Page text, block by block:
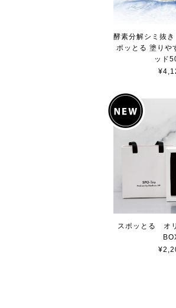
酵素分解シミ抜
ポッとる 塗りや
ッド
スポッとる オ